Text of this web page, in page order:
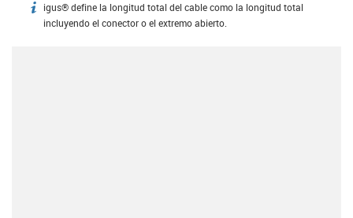
igus-icon-info
igus® define la longitud total del cable como la longitud total
incluyendo el conector o el extremo abierto.